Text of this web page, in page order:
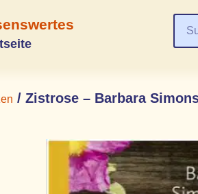
/ Zistrose – Barbara